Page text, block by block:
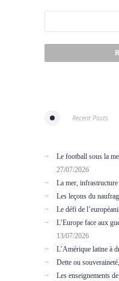
Recent Posts
Le football sous la
27/07/2026
La mer,
Les leçons du
Le défi de
L’Europe face aux
13/07/2026
L’Amérique latine à
Dette ou
Les enseignements